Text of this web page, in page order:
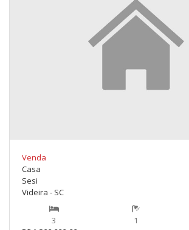
Venda
Casa
Sesi
Videira - SC
3
1